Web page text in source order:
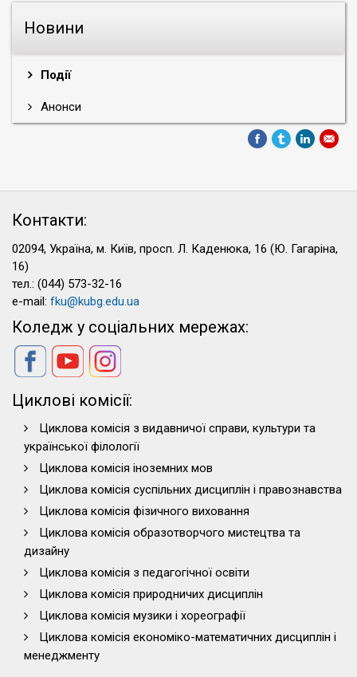
Новини
Події
Анонси
Контакти:
02094, Україна, м. Київ, просп. Л. Каденюка, 16 (Ю. Гагаріна,
16)
тел.: (044) 573-32-16
e-mail: fku@kubg.edu.ua
Коледж у соціальних мережах:
Циклові комісії:
Циклова комісія з видавничої справи, культури та
української філології
Циклова комісія іноземних мов
Циклова комісія суспільних дисциплін і правознавства
Циклова комісія фізичного виховання
Циклова комісія образотворчого мистецтва та
дизайну
Циклова комісія з педагогічної освіти
Циклова комісія природничих дисциплін
Циклова комісія музики і хореографії
Циклова комісія економіко-математичних дисциплін і
менеджменту